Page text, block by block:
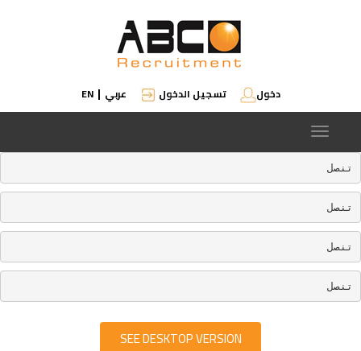
دخول تسجيل الدخول عربي |
EN
Toggle
navigation
تنصل
تنصل
تنصل
تنصل
SEE DESKTOP VERSION